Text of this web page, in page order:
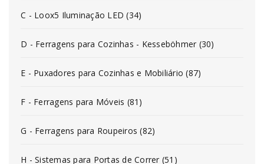
C - Loox5 Iluminação LED (34)
D - Ferragens para Cozinhas - Kesseböhmer (30)
E - Puxadores para Cozinhas e Mobiliário (87)
F - Ferragens para Móveis (81)
G - Ferragens para Roupeiros (82)
H - Sistemas para Portas de Correr (51)